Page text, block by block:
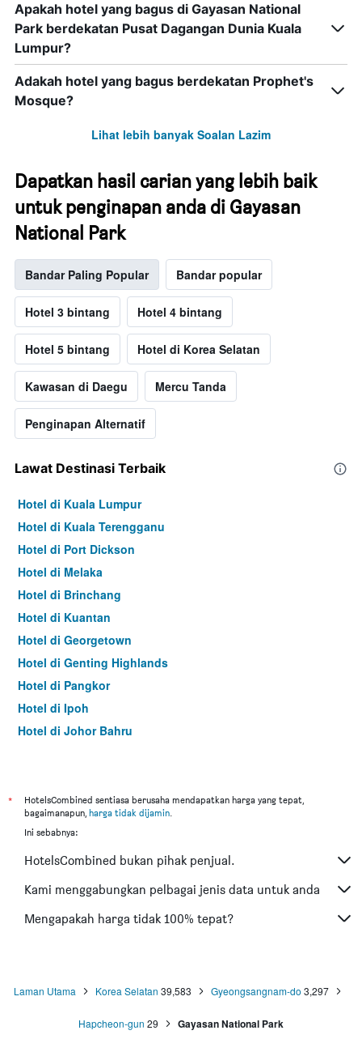
Apakah hotel yang bagus di Gayasan National
Park berdekatan Pusat Dagangan Dunia Kuala
Lumpur?
Adakah hotel yang bagus berdekatan Prophet's
Mosque?
Lihat lebih banyak Soalan Lazim
Dapatkan hasil carian yang lebih baik
untuk penginapan anda di Gayasan
National Park
Bandar Paling Popular Bandar popular
Hotel 3 bintang Hotel 4 bintang
Hotel 5 bintang Hotel di Korea Selatan
Kawasan di Daegu Mercu Tanda
Penginapan Alternatif
Lawat Destinasi Terbaik
Hotel di Kuala Lumpur
Hotel di Kuala Terengganu
Hotel di Port Dickson
Hotel di Melaka
Hotel di Brinchang
Hotel di Kuantan
Hotel di Georgetown
Hotel di Genting Highlands
Hotel di Pangkor
Hotel di Ipoh
Hotel di Johor Bahru
Hotel di Kuching
Hotel di Tokyo
Hotel di Bangkok
Hotel di Putrajaya
Hotel di Shah Alam
Hotel di Cherating
*
HotelsCombined sentiasa berusaha mendapatkan harga yang tepat,
bagaimanapun, harga tidak dijamin.
Ini sebabnya:
HotelsCombined bukan pihak penjual.
Kami menggabungkan pelbagai jenis data untuk anda
Mengapakah harga tidak 100% tepat?
Laman Utama Korea Selatan 39,583 Gyeongsangnam-do 3,297
Hapcheon-gun 29 Gayasan National Park